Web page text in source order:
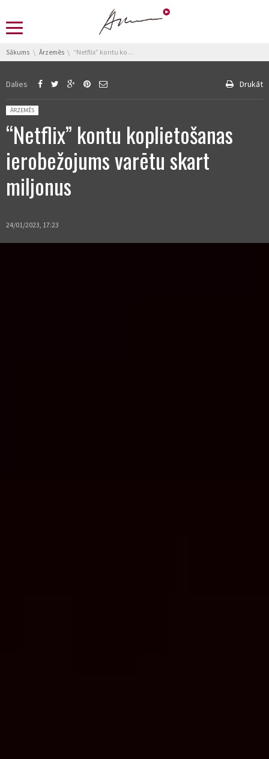
You are here:
Sākums Ārzemēs “Netflix” kontu koplietošanas ierobežojums varētu skart miljonus
Dalies Drukāt
Posted in:
ĀRZEMĒS
“Netflix” kontu koplietošanas
ierobežojums varētu skart
miljonus
24/01/2023, 17:23